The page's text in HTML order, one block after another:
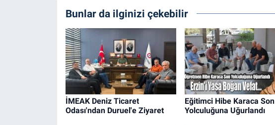
Bunlar da ilginizi çekebilir
İMEAK Deniz Ticaret
Odası'ndan Duruel'e Ziyaret
Eğitimci Hibe Karaca Son
Yolculuğuna Uğurlandı